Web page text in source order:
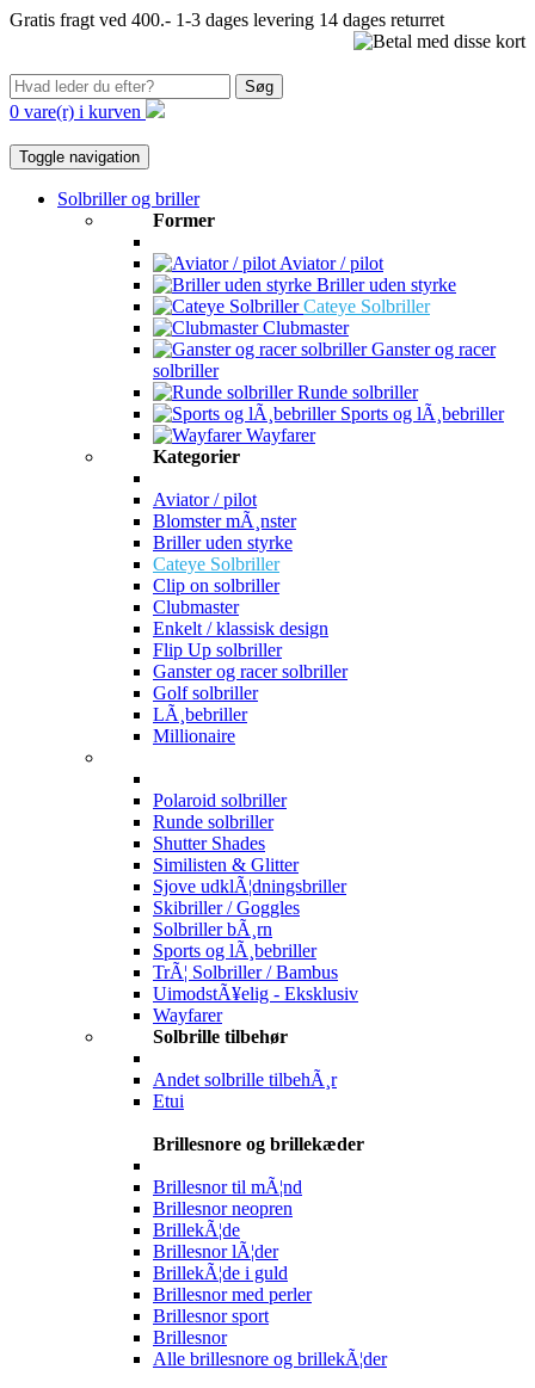
Gratis fragt ved 400.- 1-3 dages levering 14 dages returret
Søg
0 vare(r) i kurven
Toggle navigation
Solbriller og briller
Former
Aviator / pilot
Briller uden styrke
Cateye Solbriller
Clubmaster
Ganster og racer
solbriller
Runde solbriller
Sports og lÃ¸bebriller
Wayfarer
Kategorier
Aviator / pilot
Blomster mÃ¸nster
Briller uden styrke
Cateye Solbriller
Clip on solbriller
Clubmaster
Enkelt / klassisk design
Flip Up solbriller
Ganster og racer solbriller
Golf solbriller
LÃ¸bebriller
Millionaire
Polaroid solbriller
Runde solbriller
Shutter Shades
Similisten & Glitter
Sjove udklÃ¦dningsbriller
Skibriller / Goggles
Solbriller bÃ¸rn
Sports og lÃ¸bebriller
TrÃ¦ Solbriller / Bambus
UimodstÃ¥elig - Eksklusiv
Wayfarer
Solbrille tilbehør
Andet solbrille tilbehÃ¸r
Etui
Brillesnore og brillekæder
Brillesnor til mÃ¦nd
Brillesnor neopren
BrillekÃ¦de
Brillesnor lÃ¦der
BrillekÃ¦de i guld
Brillesnor med perler
Brillesnor sport
Brillesnor
Alle brillesnore og brillekÃ¦der